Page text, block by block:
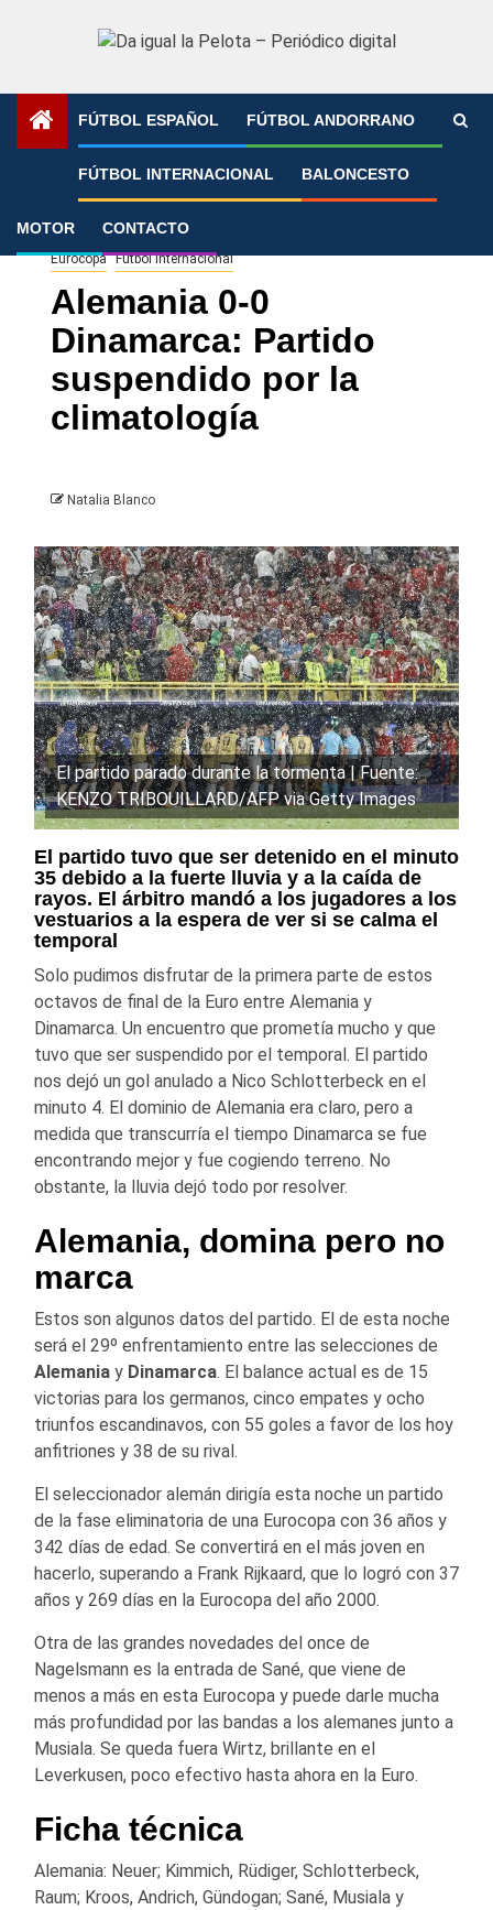
FÚTBOL ESPAÑOL FÚTBOL ANDORRANO
FÚTBOL INTERNACIONAL BALONCESTO
MOTOR CONTACTO
»
Eurocopa Fútbol Internacional
Alemania 0-0
Dinamarca: Partido
suspendido por la
climatología
Natalia Blanco
El partido parado durante la tormenta | Fuente:
KENZO TRIBOUILLARD/AFP via Getty Images
El partido tuvo que ser detenido en el minuto
35 debido a la fuerte lluvia y a la caída de
rayos. El árbitro mandó a los jugadores a los
vestuarios a la espera de ver si se calma el
temporal
Solo pudimos disfrutar de la primera parte de estos
octavos de final de la Euro entre Alemania y
Dinamarca. Un encuentro que prometía mucho y que
tuvo que ser suspendido por el temporal. El partido
nos dejó un gol anulado a Nico Schlotterbeck en el
minuto 4. El dominio de Alemania era claro, pero a
medida que transcurría el tiempo Dinamarca se fue
encontrando mejor y fue cogiendo terreno. No
obstante, la lluvia dejó todo por resolver.
Alemania, domina pero no
marca
Estos son algunos datos del partido. El de esta noche
será el 29º enfrentamiento entre las selecciones de
Alemania y Dinamarca. El balance actual es de 15
victorias para los germanos, cinco empates y ocho
triunfos escandinavos, con 55 goles a favor de los hoy
anfitriones y 38 de su rival.
El seleccionador alemán dirigía esta noche un partido
de la fase eliminatoria de una Eurocopa con 36 años y
342 días de edad. Se convertirá en el más joven en
hacerlo, superando a Frank Rijkaard, que lo logró con 37
años y 269 días en la Eurocopa del año 2000.
Otra de las grandes novedades del once de
Nagelsmann es la entrada de Sané, que viene de
menos a más en esta Eurocopa y puede darle mucha
más profundidad por las bandas a los alemanes junto a
Musiala. Se queda fuera Wirtz, brillante en el
Leverkusen, poco efectivo hasta ahora en la Euro.
Ficha técnica
Alemania: Neuer; Kimmich, Rüdiger, Schlotterbeck,
Raum; Kroos, Andrich, Gündogan; Sané, Musiala y